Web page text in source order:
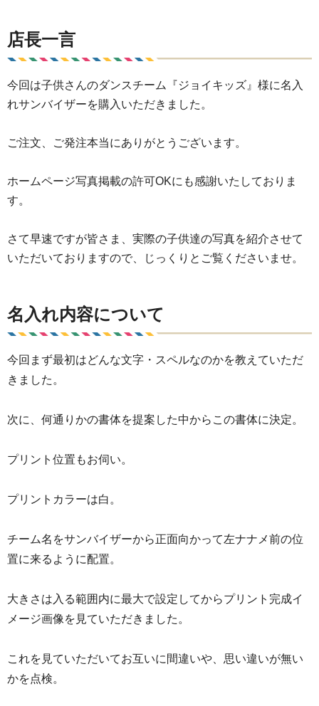
店長一言
今回は子供さんのダンスチーム『ジョイキッズ』様に名入
れサンバイザーを購入いただきました。
ご注文、ご発注本当にありがとうございます。
ホームページ写真掲載の許可OKにも感謝いたしておりま
す。
さて早速ですが皆さま、実際の子供達の写真を紹介させて
いただいておりますので、じっくりとご覧くださいませ。
名入れ内容について
今回まず最初はどんな文字・スペルなのかを教えていただ
きました。
次に、何通りかの書体を提案した中からこの書体に決定。
プリント位置もお伺い。
プリントカラーは白。
チーム名をサンバイザーから正面向かって左ナナメ前の位
置に来るように配置。
大きさは入る範囲内に最大で設定してからプリント完成イ
メージ画像を見ていただきました。
これを見ていただいてお互いに間違いや、思い違いが無い
かを点検。